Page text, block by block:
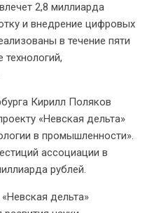
2,8 миллиарда
и внедрение цифровых
в течение пяти
Кирилл Поляков
«Невская дельта»
в промышленности».
ассоциации в
рублей.
дельта»